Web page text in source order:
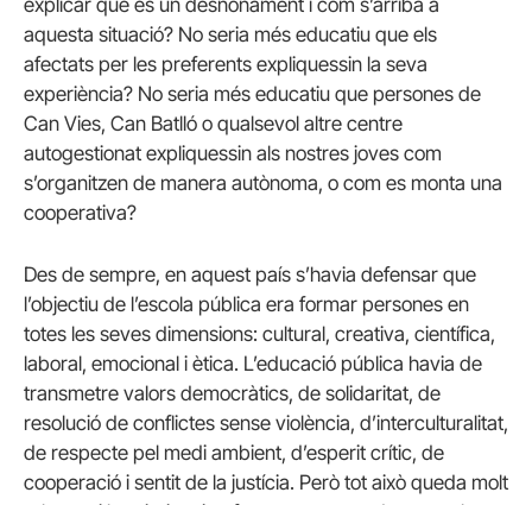
explicar què és un desnonament i com s’arriba a
aquesta situació? No seria més educatiu que els
afectats per les preferents expliquessin la seva
experiència? No seria més educatiu que persones de
Can Vies, Can Batlló o qualsevol altre centre
autogestionat expliquessin als nostres joves com
s’organitzen de manera autònoma, o com es monta una
cooperativa?
Des de sempre, en aquest país s’havia defensar que
l’objectiu de l’escola pública era formar persones en
totes les seves dimensions: cultural, creativa, científica,
laboral, emocional i ètica. L’educació pública havia de
transmetre valors democràtics, de solidaritat, de
resolució de conflictes sense violència, d’interculturalitat,
de respecte pel medi ambient, d’esperit crític, de
cooperació i sentit de la justícia. Però tot això queda molt